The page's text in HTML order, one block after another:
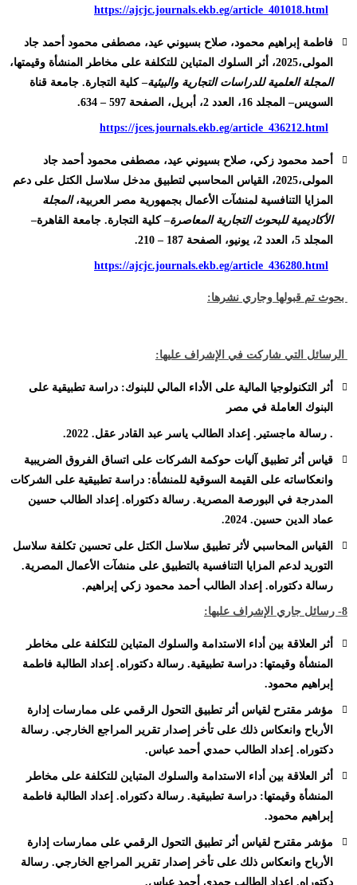
https://ajcjc.journals.ekb.eg/article_401018.html
فاطمة إبراهيم محمود، صلاح بسيوني عيد، مصطفى محمود أحمد جاد
المولى،2025، أثر السلوك المتباين للتكلفة على مخاطر المنشأة وقيمتها،
المجلة العلمية للدراسات التجارية والبيئية– كلية التجارة. جامعة قناة
السويس– المجلد 16، العدد 2، أبريل، الصفحة 597 – 634.
https://jces.journals.ekb.eg/article_436212.html
أحمد محمود زكي، صلاح بسيوني عيد، مصطفى محمود أحمد جاد
المولى،2025، القياس المحاسبي لتطبيق مدخل سلاسل الكتل على دعم
المزايا التنافسية لمنشآت الأعمال بجمهورية مصر العربية،المجلة
الأكاديمية للبحوث التجارية المعاصرة– كلية التجارة. جامعة القاهرة–
المجلد 5، العدد 2، يونيو، الصفحة 187 – 210.
https://ajcjc.journals.ekb.eg/article_436280.html
بحوث تم قبولها وجاري نشرها:
الرسائل التي شاركت في الإشراف عليها:
أثر التكنولوجيا المالية على الأداء المالي للبنوك: دراسة تطبيقية على
البنوك العاملة في مصر
. رسالة ماجستير. إعداد الطالب ياسر عبد القادر عقل. 2022.
قياس أثر تطبيق آليات حوكمة الشركات على اتساق الفروق الضريبية
وانعكاساته على القيمة السوقية للمنشأة: دراسة تطبيقية على الشركات
المدرجة في البورصة المصرية. رسالة دكتوراه. إعداد الطالب حسين
عماد الدين حسين. 2024.
القياس المحاسبي لأثر تطبيق سلاسل الكتل على تحسين تكلفة سلاسل
التوريد لدعم المزايا التنافسية بالتطبيق على منشآت الأعمال المصرية.
رسالة دكتوراه. إعداد الطالب أحمد محمود زكي إبراهيم.
8- رسائل جاري الإشراف عليها:
أثر العلاقة بين أداء الاستدامة والسلوك المتباين للتكلفة على مخاطر
المنشأة وقيمتها: دراسة تطبيقية. رسالة دكتوراه. إعداد الطالبة فاطمة
إبراهيم محمود.
مؤشر مقترح لقياس أثر تطبيق التحول الرقمي على ممارسات إدارة
الأرباح وانعكاس ذلك على تأخر إصدار تقرير المراجع الخارجي. رسالة
دكتوراه. إعداد الطالب حمدي أحمد عباس.
أثر العلاقة بين أداء الاستدامة والسلوك المتباين للتكلفة على مخاطر
المنشأة وقيمتها: دراسة تطبيقية. رسالة دكتوراه. إعداد الطالبة فاطمة
إبراهيم محمود.
مؤشر مقترح لقياس أثر تطبيق التحول الرقمي على ممارسات إدارة
الأرباح وانعكاس ذلك على تأخر إصدار تقرير المراجع الخارجي. رسالة
دكتوراه. إعداد الطالب حمدي أحمد عباس.